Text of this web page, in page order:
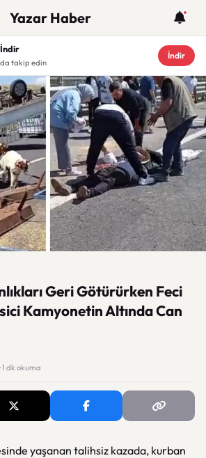
Yazar Haber
İndir
takip edin
İndir
Geri Götürürken Feci
Kamyonetin Altında Can
1 dk okuma
yaşanan talihsiz kazada, kurban